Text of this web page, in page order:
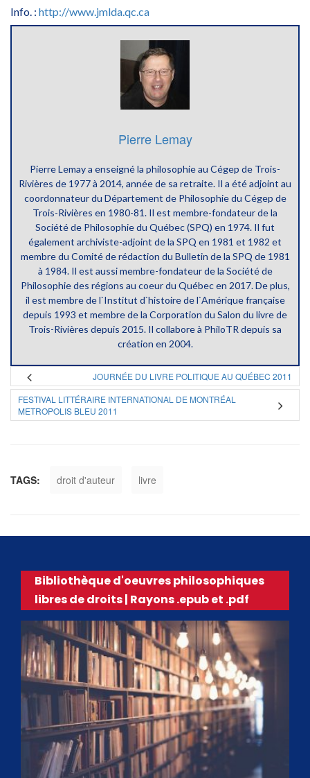
Info. : http://www.jmlda.qc.ca
Pierre Lemay
Pierre Lemay a enseigné la philosophie au Cégep de Trois-
Rivières de 1977 à 2014, année de sa retraite. Il a été adjoint au
coordonnateur du Département de Philosophie du Cégep de
Trois-Rivières en 1980-81. Il est membre-fondateur de la
Société de Philosophie du Québec (SPQ) en 1974. Il fut
également archiviste-adjoint de la SPQ en 1981 et 1982 et
membre du Comité de rédaction du Bulletin de la SPQ de 1981
à 1984. Il est aussi membre-fondateur de la Société de
Philosophie des régions au coeur du Québec en 2017. De plus,
il est membre de l`Institut d`histoire de l`Amérique française
depuis 1993 et membre de la Corporation du Salon du livre de
Trois-Rivières depuis 2015. Il collabore à PhiloTR depuis sa
création en 2004.
JOURNÉE DU LIVRE POLITIQUE AU QUÉBEC 2011
FESTIVAL LITTÉRAIRE INTERNATIONAL DE MONTRÉAL
METROPOLIS BLEU 2011
TAGS: droit d'auteur livre
Bibliothèque d'oeuvres philosophiques
libres de droits | Rayons .epub et .pdf